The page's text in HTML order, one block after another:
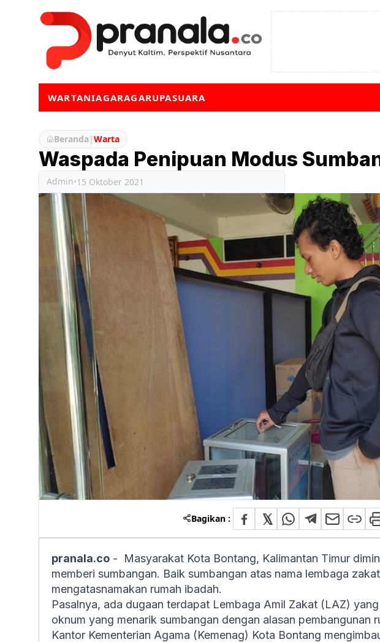
WARTANIAGARAGARUPASUARA
Beranda|Warta
Waspada Penipuan Modus
Admin•15 Oktober 2021
Bagikan :
pranala.co -
Masyarakat Kota Bontang, Kalimantan Timur
memberi sumbangan. Baik sumbangan atas nama lembaga
mengatasnamakan rumah ibadah.
Pasalnya, ada dugaan terdapat Lembaga Amil Zakat (LAZ)
oknum yang menarik sumbangan dengan alasan pembangunan
Kantor Kementerian Agama (Kemenag) Kota Bontang